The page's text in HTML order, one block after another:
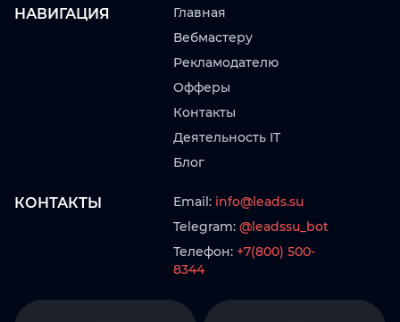
НАВИГАЦИЯ
Главная
Вебмастеру
Рекламодателю
Офферы
Контакты
Деятельность IT
Блог
КОНТАКТЫ Email: info@leads.su
Telegram: @leadssu_bot
Телефон: +7(800) 500-
8344